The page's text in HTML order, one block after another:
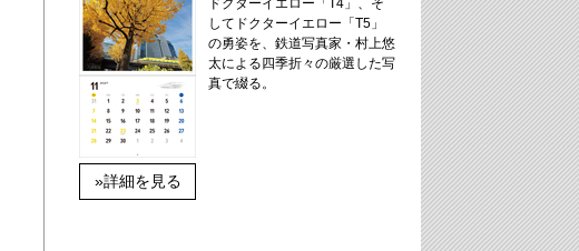
»詳細を見る
ドクターイエロー「T4」、そ
してドクターイエロー「T5」
の勇姿を、鉄道写真家・村上悠
太による四季折々の厳選した写
真で綴る。